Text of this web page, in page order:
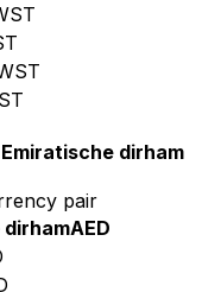
dirham
pair
AED